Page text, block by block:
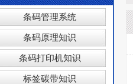
条码管理系统
条码原理知识
条码打印机知识
标签碳带知识